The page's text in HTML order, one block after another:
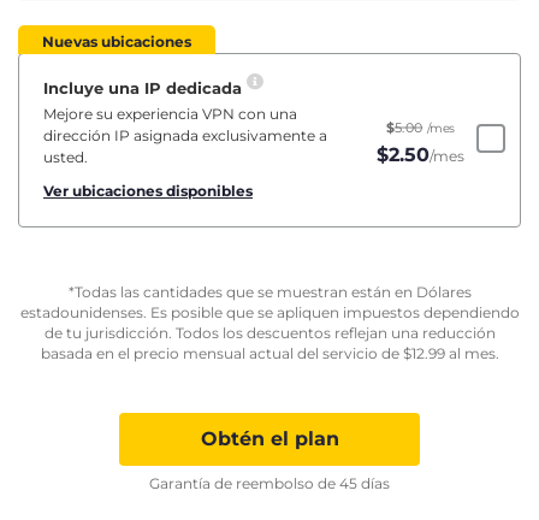
Nuevas ubicaciones
Incluye una IP dedicada
Mejore su experiencia VPN con una
dirección IP asignada exclusivamente a
usted.
Ver ubicaciones disponibles
$5.00 /mes
$2.50/mes
*Todas las cantidades que se muestran están en Dólares
estadounidenses. Es posible que se apliquen impuestos dependiendo
de tu jurisdicción. Todos los descuentos reflejan una reducción
basada en el precio mensual actual del servicio de $12.99al mes.
Obtén el plan
Garantía de reembolso de 45 días